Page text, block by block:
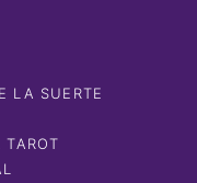
LA SUERTE
TAROT